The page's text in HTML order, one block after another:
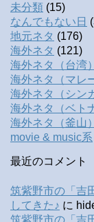
未分類 (15)
なんでもない日
地元ネタ (176)
海外ネタ (121)
海外ネタ（台湾）
海外ネタ（マレ
海外ネタ（シン
海外ネタ（ベト
海外ネタ（釜山）
movie & music系
最近のコメント
筑紫野市の「吉
してきた♪ に
筑紫野市の「吉